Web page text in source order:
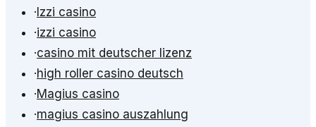
· Izzi casino
·izzi casino
·casino mit deutscher lizenz
·high roller casino deutsch
·Magius casino
·magius casino auszahlung